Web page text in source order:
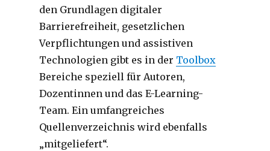
den Grundlagen digitaler
Barrierefreiheit, gesetzlichen
Verpflichtungen und assistiven
Technologien gibt es in der Toolbox
Bereiche speziell für Autoren,
Dozentinnen und das E-Learning-
Team. Ein umfangreiches
Quellenverzeichnis wird ebenfalls
„mitgeliefert“.